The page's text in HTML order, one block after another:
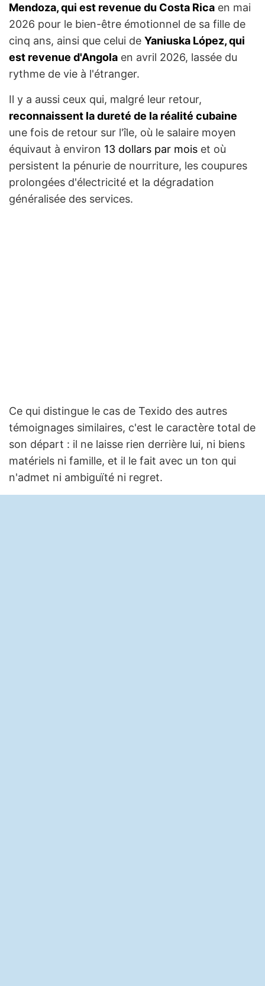
Mendoza, qui est revenue du Costa Rica en mai
2026 pour le bien-être émotionnel de sa fille de
cinq ans, ainsi que celui de Yaniuska López, qui
est revenue d'Angola en avril 2026, lassée du
rythme de vie à l'étranger.
Il y a aussi ceux qui, malgré leur retour,
reconnaissent la dureté de la réalité cubaine
une fois de retour sur l'île, où le salaire moyen
équivaut à environ 13 dollars par mois et où
persistent la pénurie de nourriture, les coupures
prolongées d'électricité et la dégradation
généralisée des services.
Ce qui distingue le cas de Texido des autres
témoignages similaires, c'est le caractère total de
son départ : il ne laisse rien derrière lui, ni biens
matériels ni famille, et il le fait avec un ton qui
n'admet ni ambiguïté ni regret.